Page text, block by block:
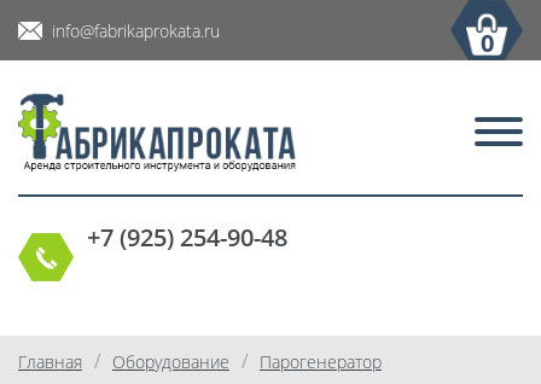
info@fabrikaprokata.ru 0
+7 (925) 254-90-48
Главная / Оборудование / Парогенератор